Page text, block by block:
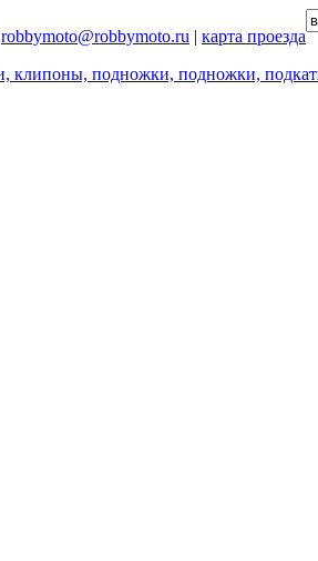
robbymoto@robbymoto.ru | карта проезда